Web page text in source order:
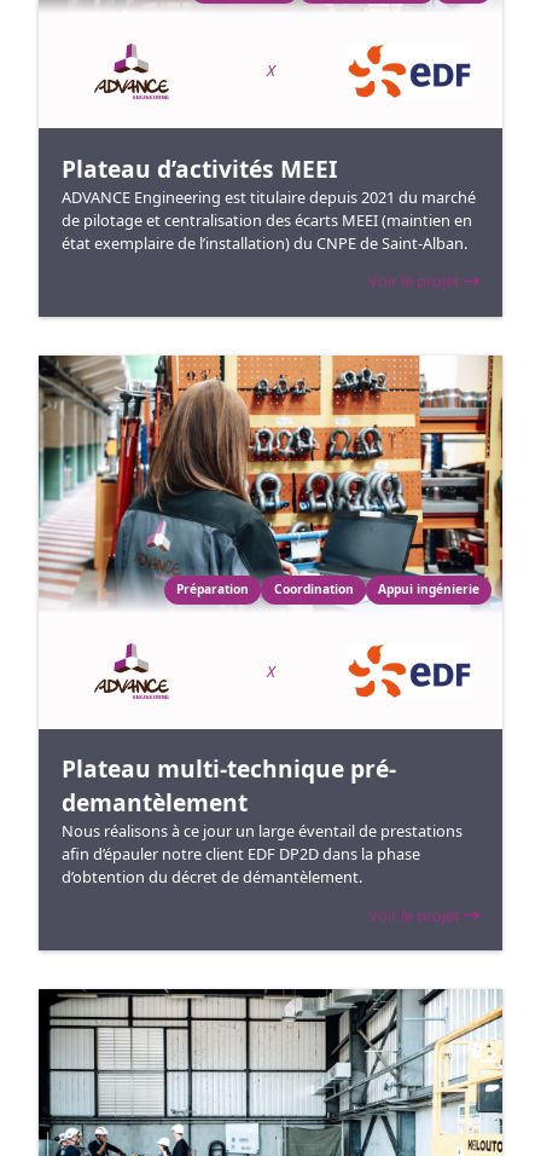
X
Plateau d’activités MEEI
ADVANCE Engineering est titulaire depuis 2021 du marché
de pilotage et centralisation des écarts MEEI (maintien en
état exemplaire de l’installation) du CNPE de Saint-Alban.
Voir le projet
Préparation Coordination Appui ingénierie
X
Plateau multi-technique pré-
demantèlement
Nous réalisons à ce jour un large éventail de prestations
afin d’épauler notre client EDF DP2D dans la phase
d’obtention du décret de démantèlement.
Voir le projet